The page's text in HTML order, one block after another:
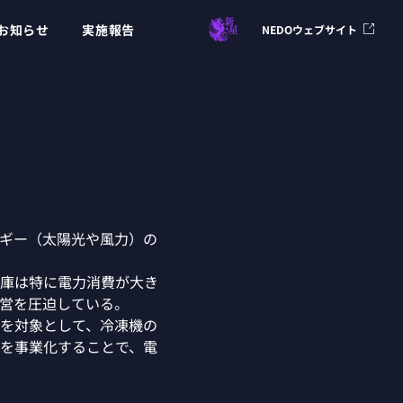
知らせ 実施報告 NEDOウェブサイト
ー（太陽光や風力）の
は特に電力消費が大き
を圧迫している。
対象として、冷凍機の
事業化することで、電